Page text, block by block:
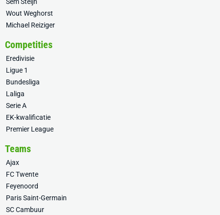
Wout Weghorst
Michael Reiziger
Competities
Eredivisie
Ligue 1
Bundesliga
Laliga
Serie A
EK-kwalificatie
Premier League
Teams
Ajax
FC Twente
Feyenoord
Paris Saint-Germain
SC Cambuur